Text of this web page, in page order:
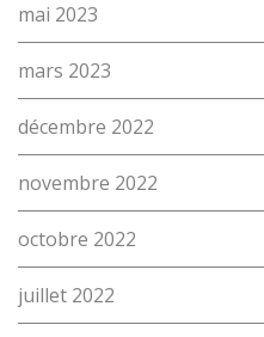
mai 2023
mars 2023
décembre 2022
novembre 2022
octobre 2022
juillet 2022